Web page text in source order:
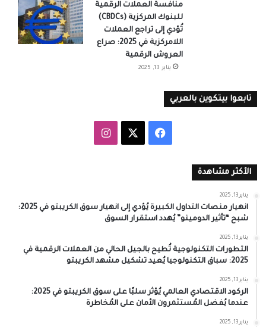
منافسة العملات الرقمية
للبنوك المركزية (CBDCs)
تُؤدي إلى تراجع العملات
اللامركزية في 2025: صراع
العروش الرقمية
يناير 13, 2025
تابعوا بيتكوين بالعربي
فيسبوك انستقرام
الأكثر مشاهدة
يناير 13, 2025
انهيار منصات التداول الكبيرة يُؤدي إلى انهيار سوق الكريبتو في 2025:
شبح “تأثير الدومينو” يُهدد استقرار السوق
يناير 13, 2025
التطورات التكنولوجية تُطيح بالجيل الحالي من العملات الرقمية في
2025: سباق التكنولوجيا يُعيد تشكيل مشهد الكريبتو
يناير 13, 2025
الركود الاقتصادي العالمي يُؤثر سلبًا على سوق الكريبتو في 2025:
عندما يُفضل المُستثمرون الأمان على المُخاطرة
يناير 13, 2025